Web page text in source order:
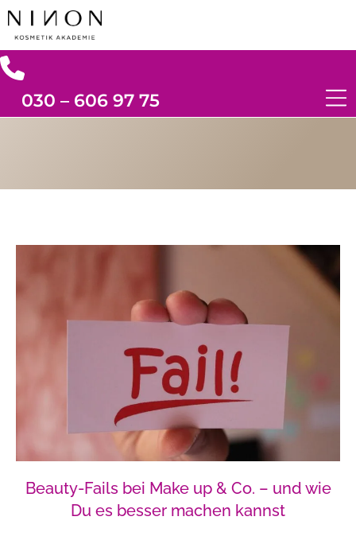
030 – 606 97 75
Beauty-Fails bei Make up & Co. – und wie
Du es besser machen kannst